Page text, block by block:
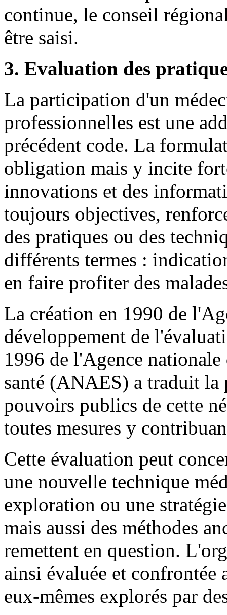
continue, le conseil
être saisi.
3. Evaluation des
La participation d'un
professionnelles est une
précédent code. La
obligation mais y incite
innovations et des
toujours objectives,
des pratiques ou des
différents termes :
en faire profiter des
La création en 1990 de
développement de
1996 de l'Agence
santé (ANAES) a traduit la
pouvoirs publics de cette
toutes mesures y
Cette évaluation peut
une nouvelle technique
exploration ou une
mais aussi des méthodes
remettent en question.
ainsi évaluée et
eux-mêmes explorés par